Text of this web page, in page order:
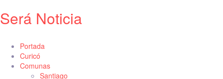
Será Noticia
Portada
Curicó
Comunas
Santiago